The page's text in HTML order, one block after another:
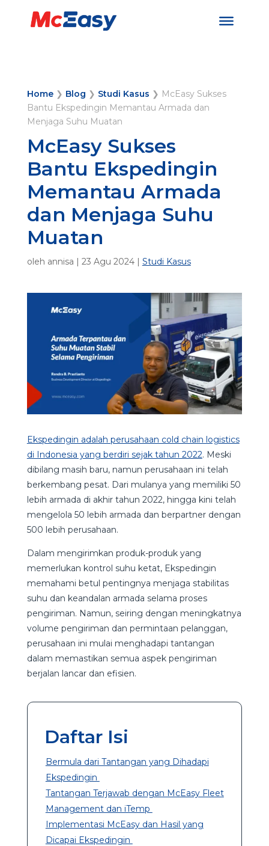
Home❯ Blog ❯ Studi Kasus ❯ McEasy Sukses
Bantu Ekspedingin Memantau Armada dan
Menjaga Suhu Muatan
McEasy Sukses
Bantu Ekspedingin
Memantau Armada
dan Menjaga Suhu
Muatan
oleh annisa | 23 Agu 2024| Studi Kasus
Ekspedingin adalah perusahaan cold chain logistics
di Indonesia yang berdiri sejak tahun 2022. Meski
dibilang masih baru, namun perusahaan ini telah
berkembang pesat. Dari mulanya yang memiliki 50
lebih armada di akhir tahun 2022, hingga kini telah
mengelola 50 lebih armada dan berpartner dengan
500 lebih perusahaan.
Dalam mengirimkan produk-produk yang
memerlukan kontrol suhu ketat, Ekspedingin
memahami betul pentingnya menjaga stabilitas
suhu dan keandalan armada selama proses
pengiriman. Namun, seiring dengan meningkatnya
volume pengiriman dan permintaan pelanggan,
perusahaan ini mulai menghadapi tantangan
dalam memastikan semua aspek pengiriman
berjalan lancar dan efisien.
Daftar Isi
Bermula dari Tantangan yang Dihadapi
Ekspedingin
Tantangan Terjawab dengan McEasy Fleet
Management dan iTemp
Implementasi McEasy dan Hasil yang
Dicapai Ekspedingin